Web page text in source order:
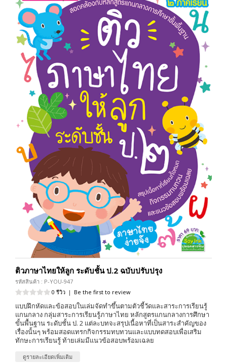
ติวภาษาไทยให้ลูก ระดับชั้น ป.2 ฉบับปรับปรุง
รหัสสินค้า : P-YOU-947
0 รีวิว | Be the first to review
แบบฝึกหัดและข้อสอบในเล่มจัดทำขึ้นตามตัวชี้วัดและสาระการเรียนรู้
แกนกลาง กลุ่มสาระการเรียนรู้ภาษาไทย หลักสูตรแกนกลางการศึกษา
ขั้นพื้นฐาน ระดับชั้น ป. 2 แต่ละบทจะสรุปเนื้อหาที่เป็นสาระสำคัญของ
เรื่องนั้นๆ พร้อมสอดแทรกกิจกรรมทบทวนและแบบทดสอบเพื่อเสริม
ทักษะการเรียนรู้ ท้ายเล่มมีแนวข้อสอบพร้อมเฉลย
ดูรายละเอียดเพิ่มเติม